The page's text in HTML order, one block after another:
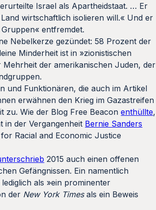
Israel als Apartheidstaat. … Er
wirtschaftlich isolieren will.« Und er
entfremdet.
Nebelkerze gezündet: 58 Prozent der
Minderheit ist in »zionistischen
der amerikanischen Juden, der
und Funktionären, die auch im Artikel
erwähnen den Krieg im Gazastreifen
zu. Wie der Blog Free Beaconenthüllte,
in der Vergangenheit Bernie Sanders
Racial and Economic Justice
2015 auch einen offenen
Gefängnissen. Ein namentlich
als »ein prominenter
der New York Timesals ein Beweis